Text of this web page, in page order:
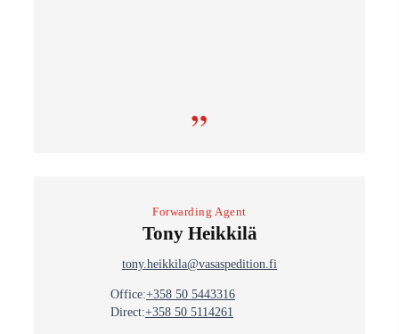
”
Forwarding Agent
Tony Heikkilä
tony.heikkila@vasaspedition.fi
Office:+358 50 5443316
Direct:+358 50 5114261